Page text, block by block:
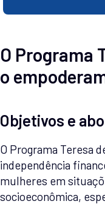
O Programa
o
Objetivos e
O Programa Teresa
independência
mulheres em
socioeconômica,